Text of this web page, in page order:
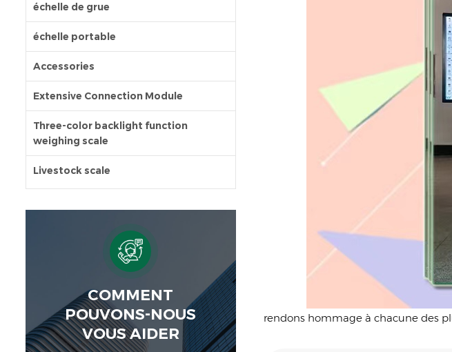
échelle de grue
échelle portable
Accessories
Extensive Connection Module
Three-color backlight function
weighing scale
Livestock scale
COMMENT
POUVONS-NOUS
VOUS AIDER
rendons hommage à chacune des